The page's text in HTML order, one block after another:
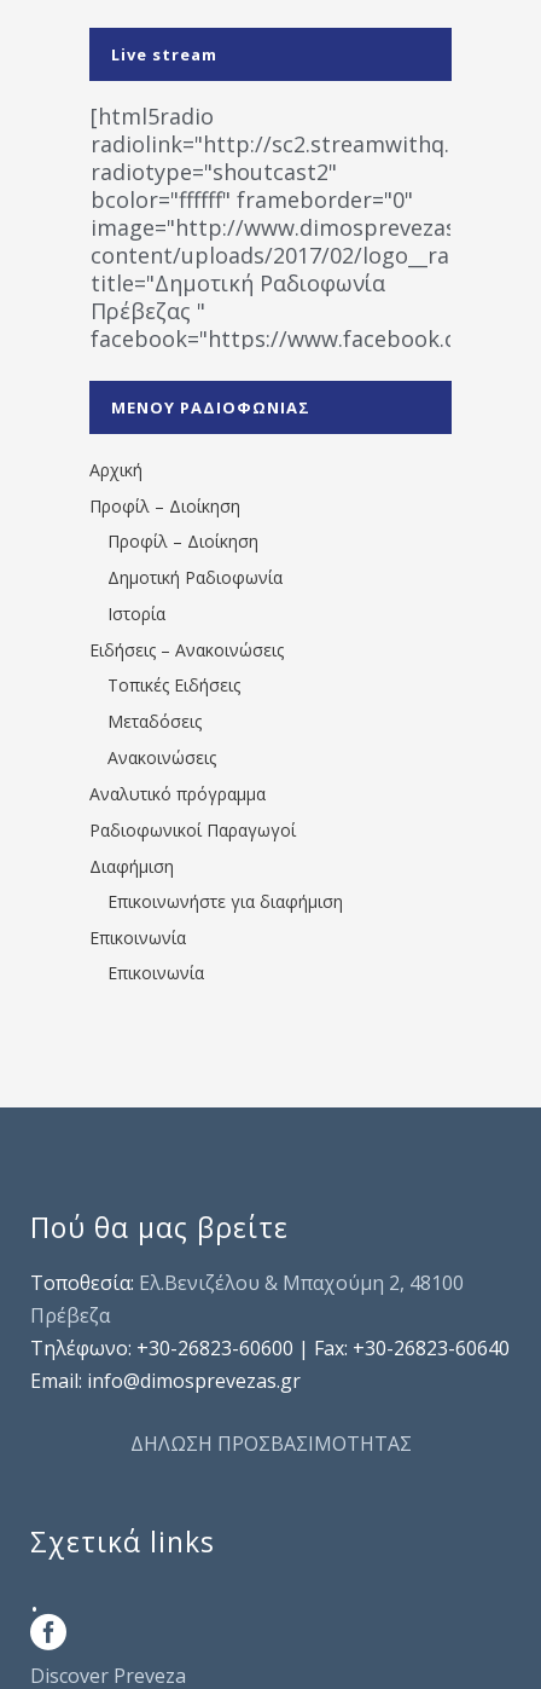
Live stream
[html5radio
radiolink="http://
radiotype="shoutcast2"
bcolor="ffffff" frameborder="0"
image="http://www.dimosprevezas.gr/wp-
content/uploads/2017/02/
title="Δημοτική Ραδιοφωνία
Πρέβεζας "
facebook="https://www.facebook.com/
1531194763766854/" artist="" ]
ΜΕΝΟΥ ΡΑΔΙΟΦΩΝΙΑΣ
Αρχική
Προφίλ – Διοίκηση
Προφίλ – Διοίκηση
Δημοτική Ραδιοφωνία
Ιστορία
Ειδήσεις – Ανακοινώσεις
Τοπικές Ειδήσεις
Μεταδόσεις
Ανακοινώσεις
Αναλυτικό πρόγραμμα
Ραδιοφωνικοί Παραγωγοί
Διαφήμιση
Επικοινωνήστε για διαφήμιση
Επικοινωνία
Επικοινωνία
Πού θα μας βρείτε
Τοποθεσία: Ελ.Βενιζέλου & Μπαχούμη 2, 48100
Πρέβεζα
Τηλέφωνo: +30-26823-60600 | Fax: +30-26823-60640
Email: info@dimosprevezas.gr
ΔΗΛΩΣΗ ΠΡΟΣΒΑΣΙΜΟΤΗΤΑΣ
Σχετικά links
.
Discover Preveza